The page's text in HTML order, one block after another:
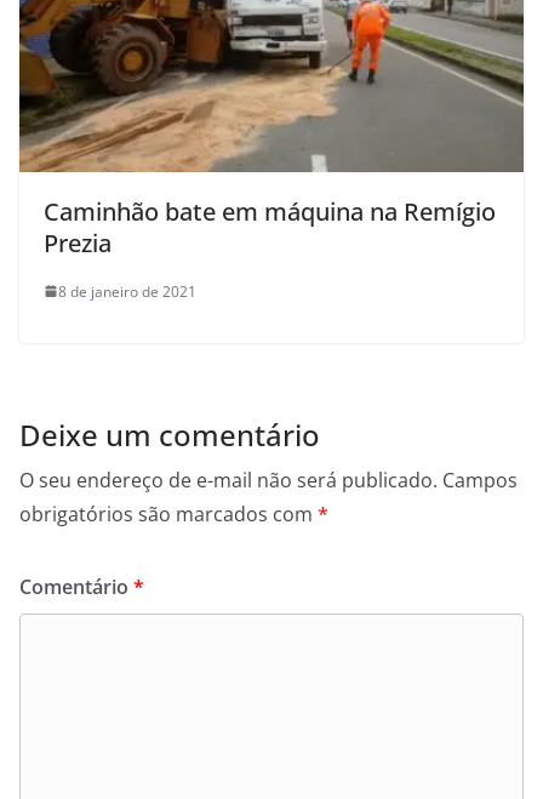
Caminhão bate em máquina na Remígio
Prezia
8 de janeiro de 2021
Deixe um comentário
O seu endereço de e-mail não será publicado. Campos
obrigatórios são marcados com *
Comentário *